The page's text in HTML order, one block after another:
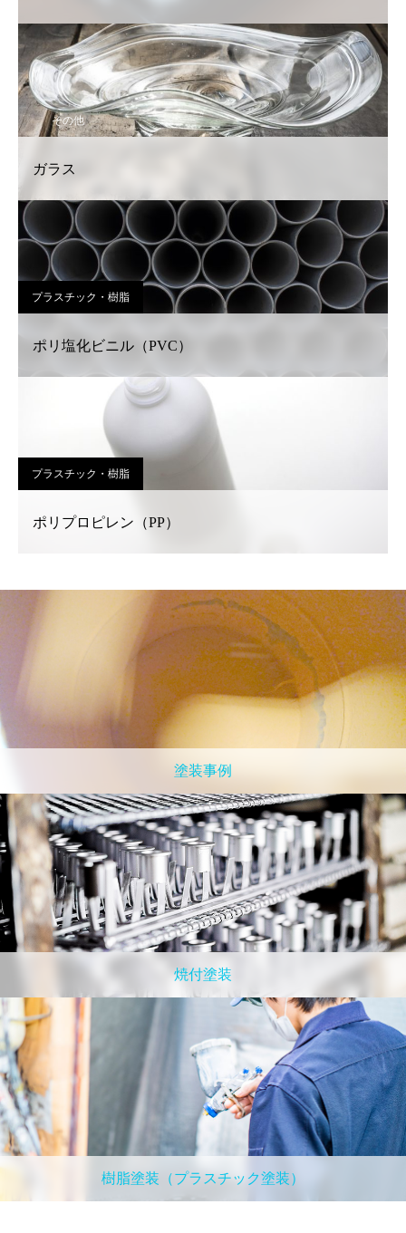
その他
ガラス
プラスチック・樹脂
ポリ塩化ビニル（PVC）
プラスチック・樹脂
ポリプロピレン（PP）
塗装事例
焼付塗装
樹脂塗装（プラスチック塗装）